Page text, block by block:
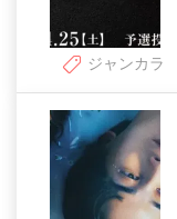
ジャンカラ